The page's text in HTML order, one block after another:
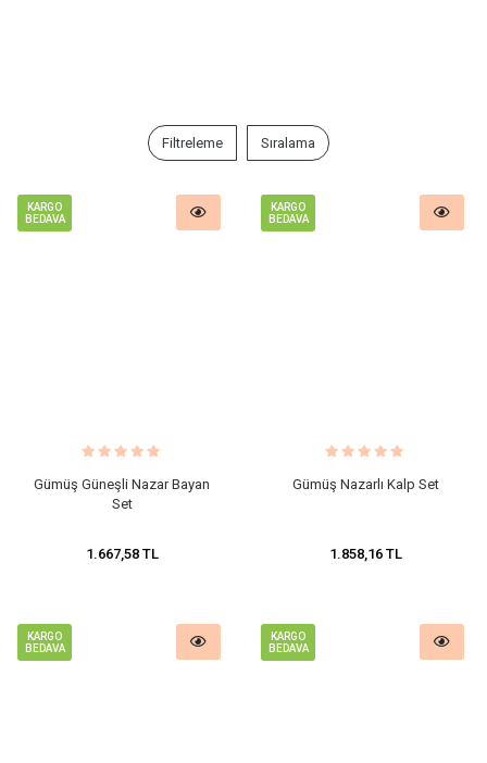
Filtreleme Sıralama
KARGO
BEDAVA
Gümüş Güneşli Nazar Bayan
Set
1.667,58 TL
KARGO
BEDAVA
Gümüş Nazarlı Kalp Set
1.858,16 TL
KARGO
BEDAVA
KARGO
BEDAVA